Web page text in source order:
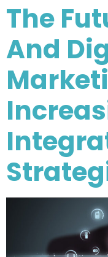
The
And